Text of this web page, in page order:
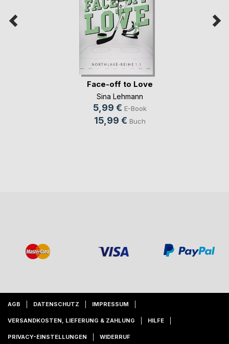
Face-off to Love
Sina Lehmann
5,99 € E-Book
15,99 € Buch
AGB DATENSCHUTZ IMPRESSUM
VERSANDKOSTEN, LIEFERUNG & ZAHLUNG HILFE
PRIVACY-EINSTELLUNGEN WIDERRUF